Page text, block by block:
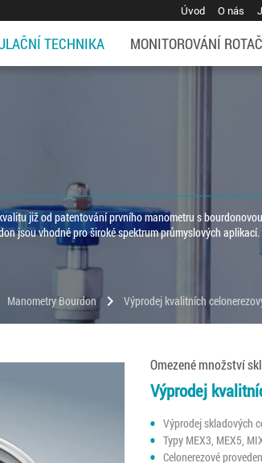
Úvod O nás
TECHNIKA MONITOROVÁNÍ
již od patentování prvního manometru s
jsou vhodné pro široké spektrum průmyslových aplikací.
Manometry Bourdon chevron_right Výprodej kvalitních
Omezené množství
Výprodej
Výprodej skladových
Typy MEX3, MEX5,
Celonerezové